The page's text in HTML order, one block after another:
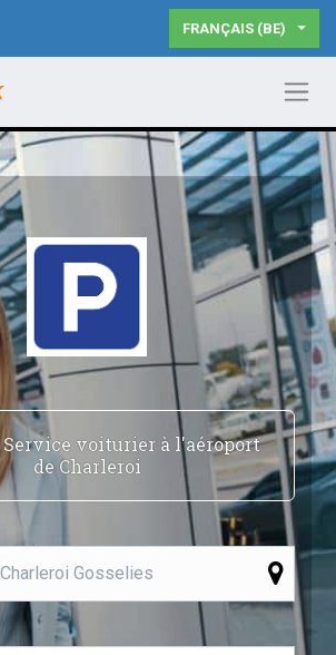
FRANÇAIS (BE)
Service voiturier à l'aéroport
de Charleroi